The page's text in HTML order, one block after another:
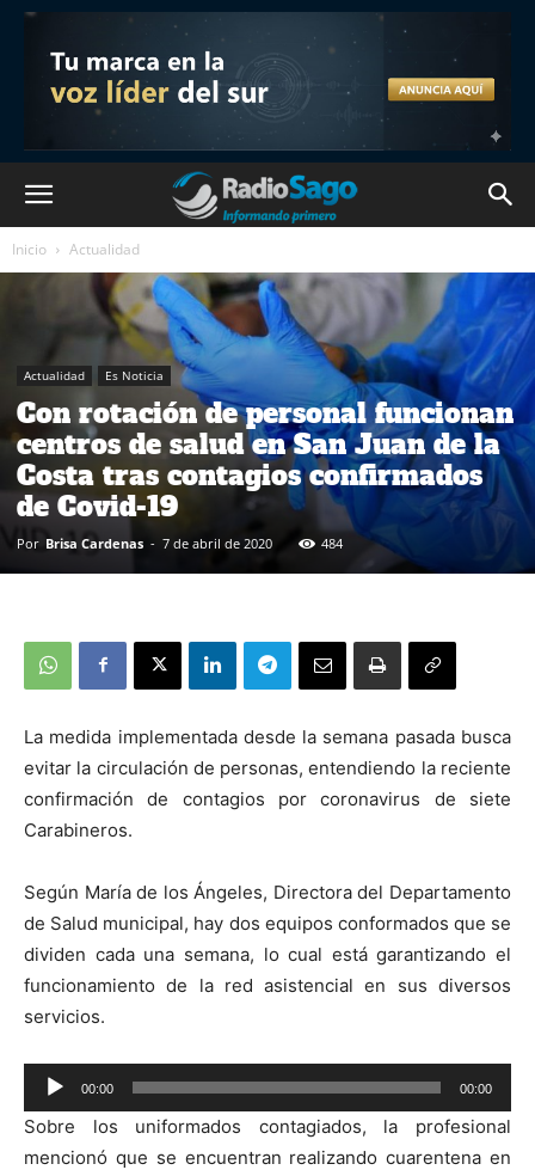
Inicio Actualidad
Actualidad Es Noticia
Con rotación de personal funcionan
centros de salud en San Juan de la
Costa tras contagios confirmados
de Covid-19
Por Brisa Cardenas - 7 de abril de 2020 484
La medida implementada desde la semana pasada busca
evitar la circulación de personas, entendiendo la reciente
confirmación de contagios por coronavirus de siete
Carabineros.
Según María de los Ángeles, Directora del Departamento
de Salud municipal, hay dos equipos conformados que se
dividen cada una semana, lo cual está garantizando el
funcionamiento de la red asistencial en sus diversos
servicios.
Reproductor
de
audio
00:00 00:00
Sobre los uniformados contagiados, la profesional
mencionó que se encuentran realizando cuarentena en